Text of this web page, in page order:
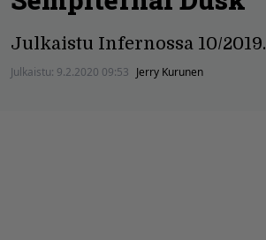
Julkaistu Infernossa 10/2019.
Julkaistu: 9.2.2020 09:53 Jerry Kurunen